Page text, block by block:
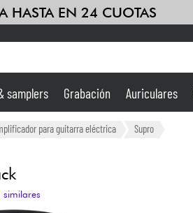
HASTA EN 24 CUOTAS
Ampli & Efectos
samplers Grabación Auriculares
para guitarra eléctrica Supro
similares